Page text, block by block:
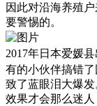
因此对沿海养殖
要警惕的。
2017年日本爱媛
有的小伙伴搞错
致了蓝眼泪大爆
效果才会那么迷